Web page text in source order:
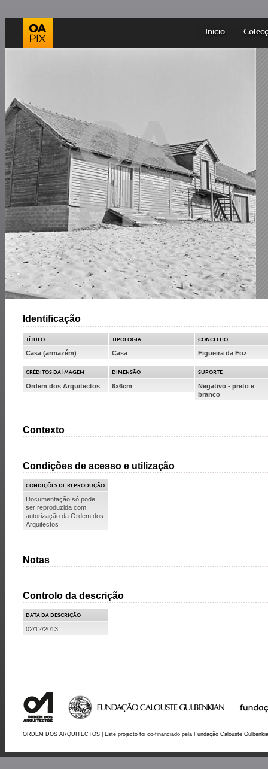
Início
Identificação
TÍTULO
Casa (armazém)
TIPOLOGIA
Casa
CONCELHO
Figueira da Foz
CRÉDITOS DA IMAGEM
Ordem dos Arquitectos
DIMENSÃO
6x6cm
SUPORTE
Negativo - preto e
branco
Contexto
Condições de acesso e utilização
CONDIÇÕES DE REPRODUÇÃO
Documentação só pode
ser reproduzida com
autorização da Ordem dos
Arquitectos
Notas
Controlo da descrição
DATA DA DESCRIÇÃO
02/12/2013
ORDEM DOS ARQUITECTOS | Este projecto foi co-financiado pela Fundação Calouste